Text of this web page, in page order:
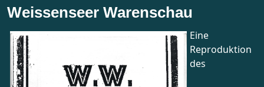
Weissenseer Warenschau
Eine
Reproduktion
des